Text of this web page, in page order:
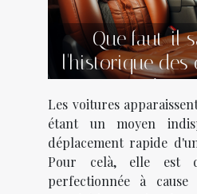
Que faut-il
l'historique des
Les voitures
étant un moyen
déplacement rapide
Pour celà, elle est
perfectionnée à